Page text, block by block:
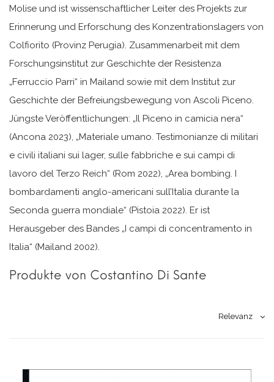
Molise und ist wissenschaftlicher Leiter des Projekts zur
Erinnerung und Erforschung des Konzentrationslagers von
Colfiorito (Provinz Perugia). Zusammenarbeit mit dem
Forschungsinstitut zur Geschichte der Resistenza
„Ferruccio Parri“ in Mailand sowie mit dem Institut zur
Geschichte der Befreiungsbewegung von Ascoli Piceno.
Jüngste Veröffentlichungen: „Il Piceno in camicia nera“
(Ancona 2023), „Materiale umano. Testimonianze di militari
e civili italiani sui lager, sulle fabbriche e sui campi di
lavoro del Terzo Reich“ (Rom 2022), „Area bombing. I
bombardamenti anglo-americani sull’Italia durante la
Seconda guerra mondiale“ (Pistoia 2022). Er ist
Herausgeber des Bandes „I campi di concentramento in
Italia“ (Mailand 2002).
Produkte von Costantino Di Sante
Relevanz